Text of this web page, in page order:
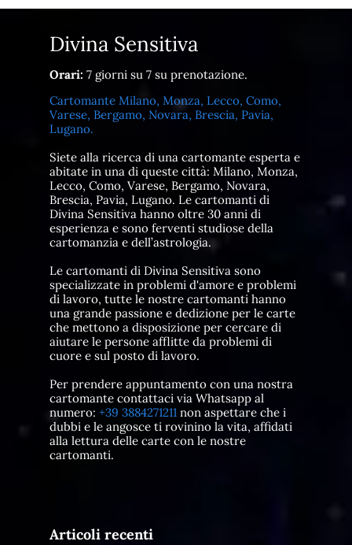
Divina Sensitiva
Orari: 7 giorni su 7 su prenotazione.
Cartomante Milano, Monza, Lecco, Como,
Varese, Bergamo, Novara, Brescia, Pavia,
Lugano.
Siete alla ricerca di una cartomante esperta e
abitate in una di queste città: Milano, Monza,
Lecco, Como, Varese, Bergamo, Novara,
Brescia, Pavia, Lugano. Le cartomanti di
Divina Sensitiva hanno oltre 30 anni di
esperienza e sono ferventi studiose della
cartomanzia e dell’astrologia.
Le cartomanti di Divina Sensitiva sono
specializzate in problemi d'amore e problemi
di lavoro, tutte le nostre cartomanti hanno
una grande passione e dedizione per le carte
che mettono a disposizione per cercare di
aiutare le persone afflitte da problemi di
cuore e sul posto di lavoro.
Per prendere appuntamento con una nostra
cartomante contattaci via Whatsapp al
numero: +39 3884271211non aspettare che i
dubbi e le angosce ti rovinino la vita, affidati
alla lettura delle carte con le nostre
cartomanti.
Articoli recenti